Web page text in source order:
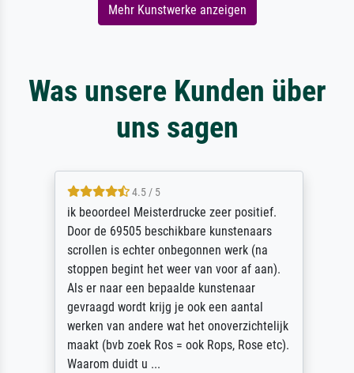
Mehr Kunstwerke anzeigen
Was unsere Kunden über
uns sagen
4.5 / 5
ik beoordeel Meisterdrucke zeer positief.
Door de 69505 beschikbare kunstenaars
scrollen is echter onbegonnen werk (na
stoppen begint het weer van voor af aan).
Als er naar een bepaalde kunstenaar
gevraagd wordt krijg je ook een aantal
werken van andere wat het onoverzichtelijk
maakt (bvb zoek Ros = ook Rops, Rose etc).
Waarom duidt u ...